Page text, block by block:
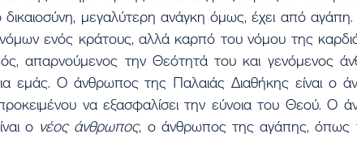
δικαιοσύνη, μεγαλύτερη ανάγκη όμως, έχει από
ενός κράτους, αλλά καρπό του νόμου της
απαρνούμενος την Θεότητά του και γενόμενος
εμάς. Ο άνθρωπος της Παλαιάς Διαθήκης είναι ο
να εξασφαλίσει την εύνοια του Θεού. Ο
ο νέος άνθρωπος, ο άνθρωπος της αγάπης, όπως